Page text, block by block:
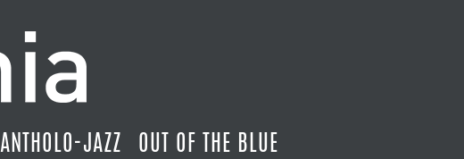
ANTHOLO-JAZZ OUT OF THE BLUE